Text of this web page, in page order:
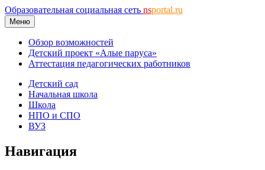
Образовательная социальная сеть nsportal.ru
Меню
Обзор возможностей
Детский проект «Алые паруса»
Аттестация педагогических работников
Детский сад
Начальная школа
Школа
НПО и СПО
ВУЗ
Навигация